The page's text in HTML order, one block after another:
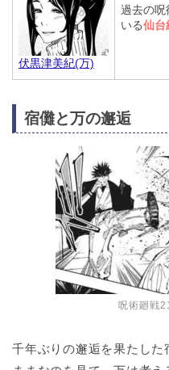
伏黒津美紀(万)
過去の呪
いる仙台
宿儺と万の邂逅
呪術廻戦
千年ぶりの邂逅を果たし